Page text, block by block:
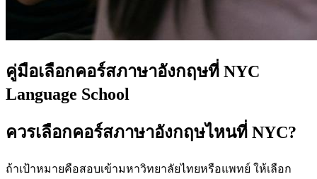
คู่มือเลือกคอร์สภาษาอังกฤษที่ NYC
Language School
ควรเลือกคอร์สภาษาอังกฤษไหนที่ NYC?
ถ้าเป้าหมายคือสอบเข้ามหาวิทยาลัยไทยหรือแพทย์ ให้เลือก